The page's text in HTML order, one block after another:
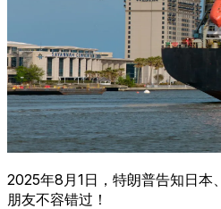
2025年8月1日，特朗普告知日本
朋友不容错过！